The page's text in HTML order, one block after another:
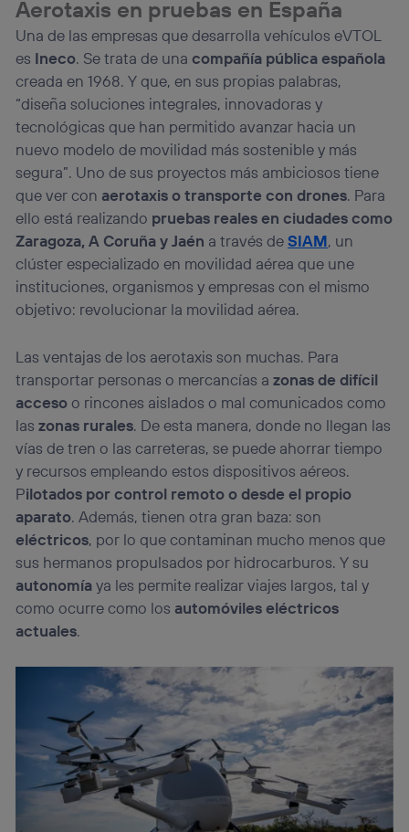
Aerotaxis en pruebas en España
Una de las empresas que desarrolla vehículos eVTOL
es Ineco. Se trata de unacompañía pública española
creada en 1968. Y que, en sus propias palabras,
“diseña soluciones integrales, innovadoras y
tecnológicas que han permitido avanzar hacia un
nuevo modelo de movilidad más sostenible y más
segura”. Uno de sus proyectos más ambiciosos tiene
que ver con aerotaxis o transporte con drones. Para
ello está realizando pruebas reales en ciudades como
Zaragoza, A Coruña y Jaén a través deSIAM, un
clúster especializado en movilidad aérea que une
instituciones, organismos y empresas con el mismo
objetivo: revolucionar la movilidad aérea.
Las ventajas de los aerotaxis son muchas. Para
transportar personas o mercancías azonas de difícil
accesoo rincones aislados o mal comunicados como
laszonas rurales. De esta manera, donde no llegan las
vías de tren o las carreteras, se puede ahorrar tiempo
y recursos empleando estos dispositivos aéreos.
Pilotados por control remoto o desde el propio
aparato. Además, tienen otra gran baza: son
eléctricos, por lo que contaminan mucho menos que
sus hermanos propulsados por hidrocarburos. Y su
autonomíaya les permite realizar viajes largos, tal y
como ocurre como los automóviles eléctricos
actuales.
visitando el portal de privacidad de Utiq
(“consenthub”). Para más información, consulta
la política de privacidad de Utiq.